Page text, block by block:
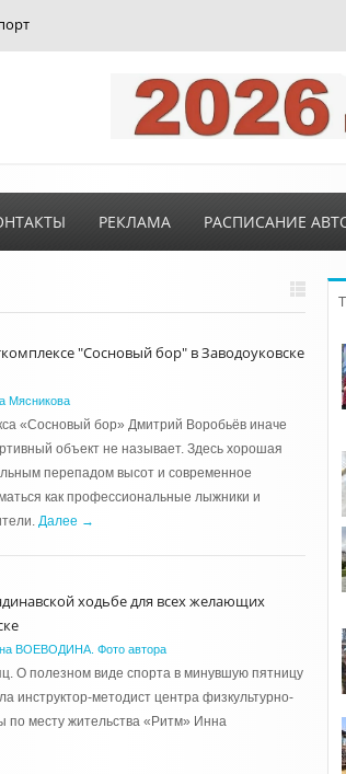
РЕКЛАМА РАСПИСАНИЕ
"Сосновый бор" в Заводоуковске
Мясникова
«Сосновый бор» Дмитрий Воробьёв иначе
объект не называет. Здесь хорошая
перепадом высот и современное
как профессиональные лыжники и
Далее →
ходьбе для всех желающих
ВОЕВОДИНА. Фото автора
О полезном виде спорта в минувшую пятницу
инструктор-методист центра физкультурно-
по месту жительства «Ритм» Инна